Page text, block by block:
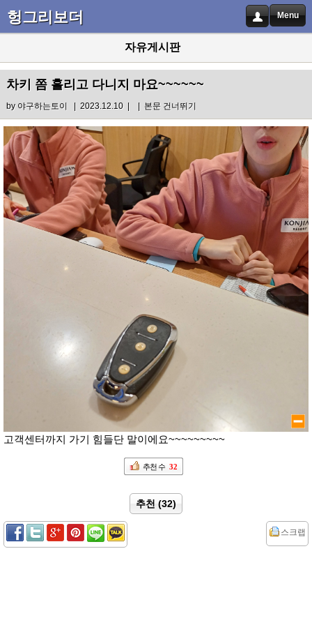
헝그리보더 Menu
자유게시판
차키 쫌 흘리고 다니지 마요~~~~~~
by 야구하는토이 | 2023.12.10 | | 본문 건너뛰기
고객센터까지 가기 힘들단 말이에요~~~~~~~~~
추천 수 32
추천 (32)
스크랩